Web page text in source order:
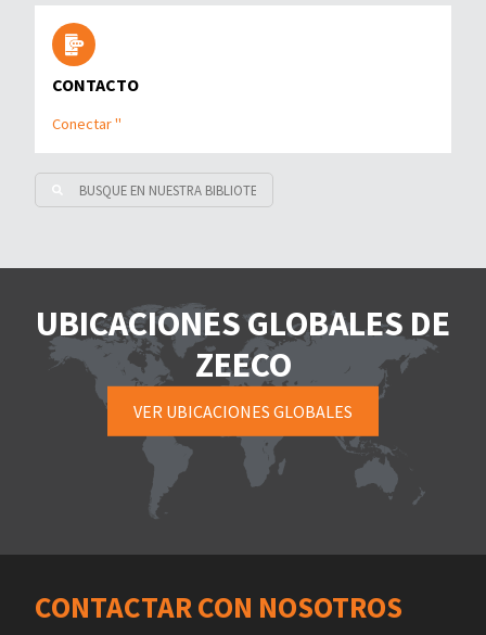
CONTACTO
Conectar "
UBICACIONES GLOBALES DE
ZEECO
VER UBICACIONES GLOBALES
CONTACTAR CON NOSOTROS